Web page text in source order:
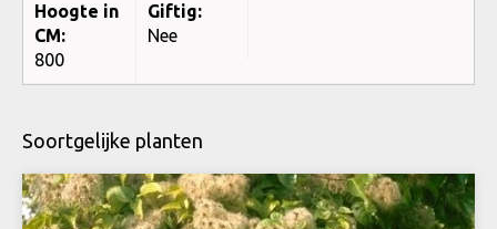
Hoogte in
CM:
800
Giftig:
Nee
Soortgelijke planten